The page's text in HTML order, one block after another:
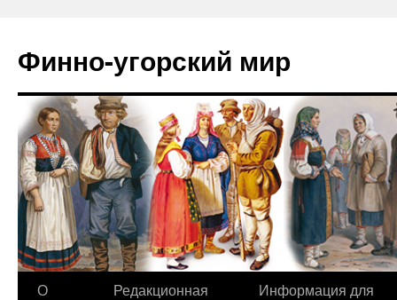
Финно-угорский мир
Перейти
О
Редакционная
Информация для